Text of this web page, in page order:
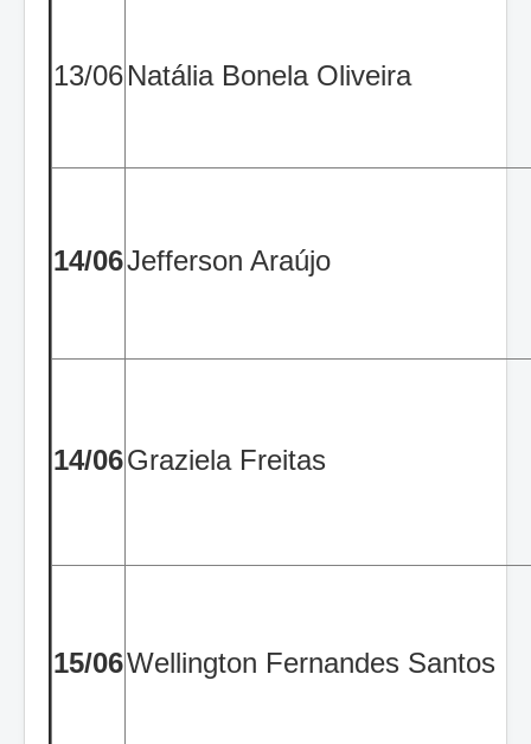
13/06Natália Bonela Oliveira
14/06Jefferson Araújo
14/06Graziela Freitas
15/06Wellington Fernandes Santos